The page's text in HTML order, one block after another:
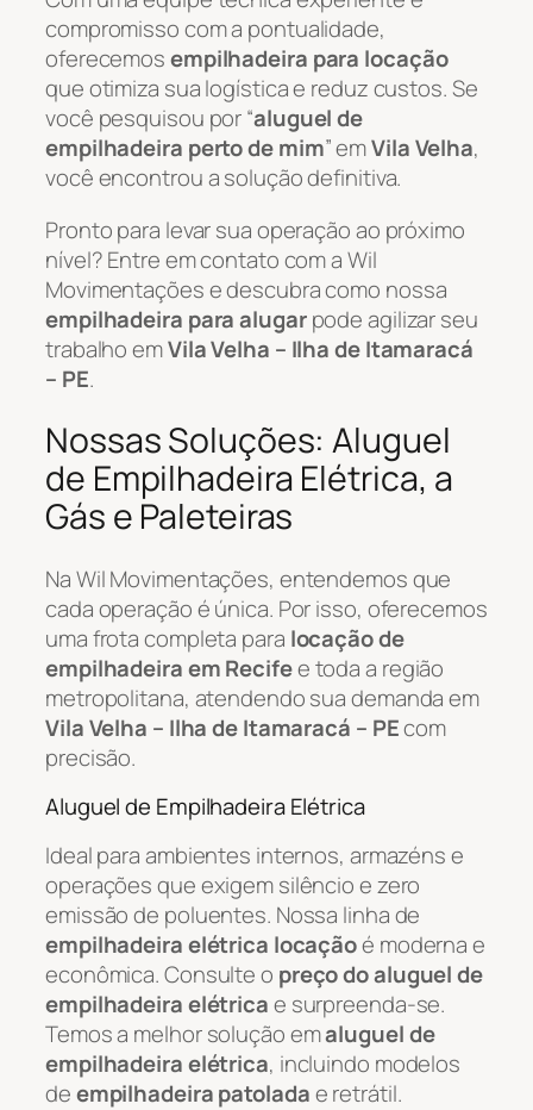
compromisso com a pontualidade,
oferecemosempilhadeira para locação
que otimiza sua logística e reduz custos. Se
você pesquisou por “aluguel de
empilhadeira perto de mim” emVila Velha,
você encontrou a solução definitiva.
Pronto para levar sua operação ao próximo
nível? Entre em contato com a Wil
Movimentações e descubra como nossa
empilhadeira para alugarpode agilizar seu
trabalho emVila Velha – Ilha de Itamaracá
– PE.
Nossas Soluções: Aluguel
de Empilhadeira Elétrica, a
Gás e Paleteiras
Na Wil Movimentações, entendemos que
cada operação é única. Por isso, oferecemos
uma frota completa para locação de
empilhadeira em Recifee toda a região
metropolitana, atendendo sua demanda em
Vila Velha – Ilha de Itamaracá – PEcom
precisão.
Aluguel de Empilhadeira Elétrica
Ideal para ambientes internos, armazéns e
operações que exigem silêncio e zero
emissão de poluentes. Nossa linha de
empilhadeira elétrica locaçãoé moderna e
econômica. Consulte o preço do aluguel de
empilhadeira elétricae surpreenda-se.
Temos a melhor solução emaluguel de
empilhadeira elétrica, incluindo modelos
deempilhadeira patoladae retrátil.